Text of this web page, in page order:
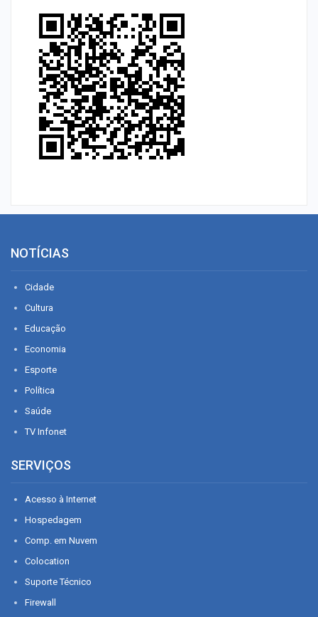
NOTÍCIAS
Cidade
Cultura
Educação
Economia
Esporte
Política
Saúde
TV Infonet
SERVIÇOS
Acesso à Internet
Hospedagem
Comp. em Nuvem
Colocation
Suporte Técnico
Firewall